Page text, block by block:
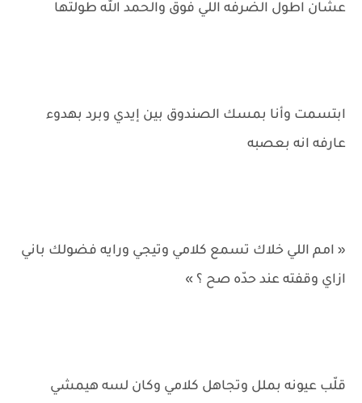
عشان اطول الضرفه اللي فوق والحمد الله طولتها
ابتسمت وأنا بمسك الصندوق بين إيدي وبرد بهدوء
عارفه انه بعصبه
« امم اللي خلاك تسمع كلامي وتيجي ورايه فضولك باني
ازاي وقفته عند حدّه صح ؟ »
قلّب عيونه بملل وتجاهل كلامي وكان لسه هيمشي